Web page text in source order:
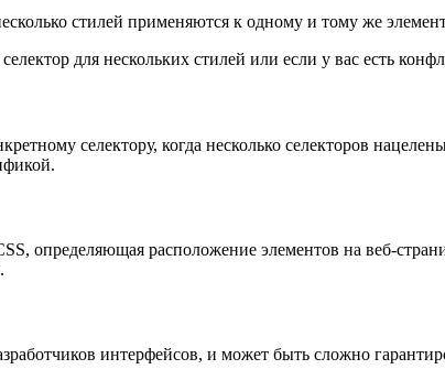
стилей применяются к одному и тому же
для нескольких стилей или если у вас есть
селектору, когда несколько селекторов
определяющая расположение элементов на веб-
интерфейсов, и может быть сложно